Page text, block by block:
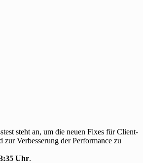
steht an, um die neuen Fixes für Client-
zur Verbesserung der Performance zu
Uhr.